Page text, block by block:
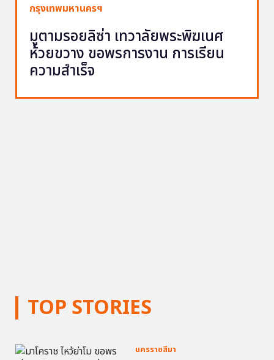
TOP STORIES
นครราชสีมา
กรุงเทพมหานครฯ
มูตามรอยลิซ่า เทวาลัยพระพิฆเนศ
ห้วยขวาง ขอพรการงาน การเรียน
ความสำเร็จ